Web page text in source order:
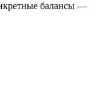
балансы —